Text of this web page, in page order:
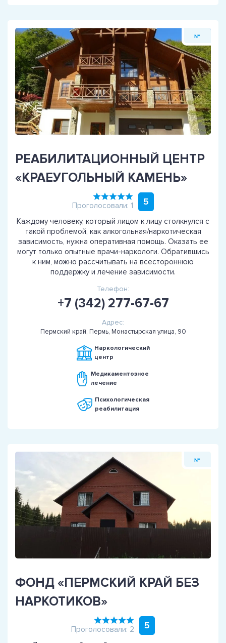
№
РЕАБИЛИТАЦИОННЫЙ ЦЕНТР
«КРАЕУГОЛЬНЫЙ КАМЕНЬ»
Проголосовали: 1 5
Каждому человеку, который лицом к лицу столкнулся с
такой проблемой, как алкогольная/наркотическая
зависимость, нужна оперативная помощь. Оказать ее
могут только опытные врачи-наркологи. Обратившись
к ним, можно рассчитывать на всестороннюю
поддержку и лечение зависимости.
Телефон:
+7 (342) 277-67-67
Адрес:
Пермский край, Пермь, Монастырская улица, 90
Наркологический
центр
Медикаментозное
лечение
Психологическая
реабилитация
№
ФОНД «ПЕРМСКИЙ КРАЙ БЕЗ
НАРКОТИКОВ»
Проголосовали: 2 5